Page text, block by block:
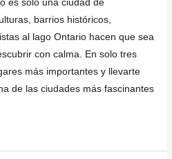
es solo una ciudad de
barrios históricos,
al lago Ontario hacen que sea
con calma. En solo tres
más importantes y llevarte
de las ciudades más fascinantes